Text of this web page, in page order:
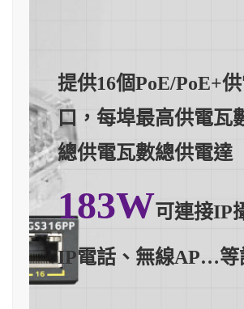
提供16個PoE/PoE+
口，每埠最高供電瓦
總供電瓦數總供電達
183W可連接IP
IP電話、無線AP…等